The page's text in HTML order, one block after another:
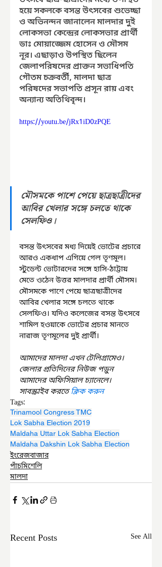
হয়ে সকলকে বসন্ত উৎসবের শুভেচ্ছা
ও অভিনন্দন জানালেন মালদার দুই
লোকসভা কেন্দ্রের লোকসভার প্রার্থী
ডাঃ মোয়াজ্জেম হোসেন ও মৌসম
নূর। এছাড়াও উপস্থিত ছিলেন
জেলাপরিষদের প্রাক্তন সভাধিপতি
গৌতম চক্রবর্তী, মালদা ছাত্র
পরিষদের সভাপতি প্রসূন রায় এবং
অন্যান্য অতিথিবৃন্দ।
https://youtu.be/jRx1iD0zPQE
মৌসমকে পাশে পেয়ে ছাত্রছাত্রীদের
আবির খেলার সঙ্গে চলতে থাকে
সেলফিও।
বসন্ত উৎসবের মধ্য দিয়েই ভোটের প্রচারে
আরও একধাপ এগিয়ে গেল তৃণমূল।
স্টুডেন্ট ভোটারদের সঙ্গে হাসি-ঠাট্টায়
মেতে ওঠেন উত্তর মালদার প্রার্থী মৌসম।
মৌসমকে পাশে পেয়ে ছাত্রছাত্রীদের
আবির খেলার সঙ্গে চলতে থাকে
সেলফিও। যদিও কলেজের বসন্ত উৎসবে
শামিল হওয়াকে ভোটের প্রচার মানতে
নারাজ তৃণমূলের দুই প্রার্থী।
আমাদের মালদা এখন টেলিগ্রামেও।
জেলার প্রতিদিনের নিউজ পড়ুন
আমাদের অফিসিয়াল চ্যানেলে।
সাবস্ক্রাইব করতে ক্লিক করুন
Tags:
Trinamool Congress TMC
Lok Sabha Election 2019
Maldaha Uttar Lok Sabha Election
Maldaha Dakshin Lok Sabha Election
ইংরেজবাজার
পাঁচমিশেলি
মালদা
Recent Posts See All